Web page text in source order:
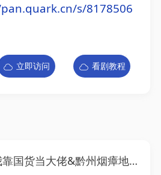
s/8178506
立即访问 看剧教程
&黔州烟瘴地我靠国货当大佬（72集）AI短剧